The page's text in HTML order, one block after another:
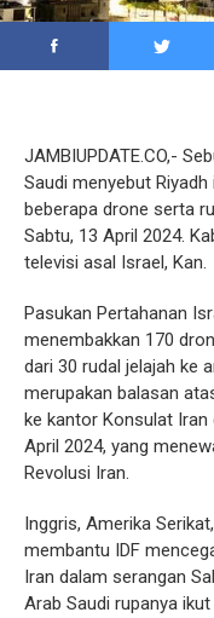
JAMBIUPDATE.CO,-
Saudi menyebut
beberapa drone serta
Sabtu, 13 April 2024.
televisi asal Israel, Kan.
Pasukan Pertahanan
menembakkan 170
dari 30 rudal jelajah ke
merupakan balasan
ke kantor Konsulat Iran
April 2024, yang
Revolusi Iran.
Inggris, Amerika
membantu IDF
Iran dalam serangan
Arab Saudi rupanya